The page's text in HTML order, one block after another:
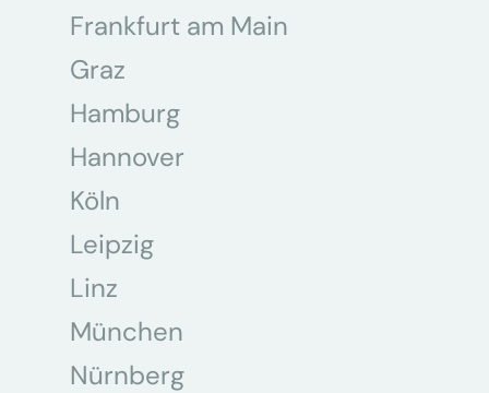
Frankfurt am Main
Graz
Hamburg
Hannover
Köln
Leipzig
Linz
München
Nürnberg